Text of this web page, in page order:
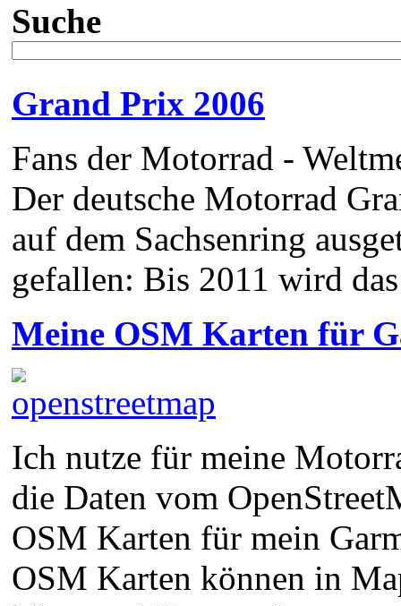
Suche
Grand Prix 2006
Fans der Motorrad -
Der deutsche Motorrad
auf dem Sachsenring
gefallen: Bis 2011 wird
Meine OSM Karten für
Ich nutze für meine
die Daten vom
OSM Karten für mein
OSM Karten können in